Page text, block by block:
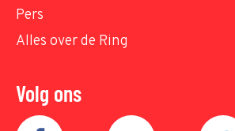
Pers
Alles over de Ring
Volg ons